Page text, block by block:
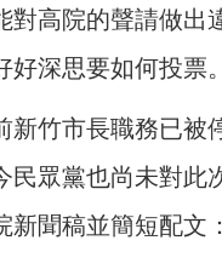
對高院的聲請做出
好深思要如何投票。
新竹市長職務已被
民眾黨也尚未對此
新聞稿並簡短配文